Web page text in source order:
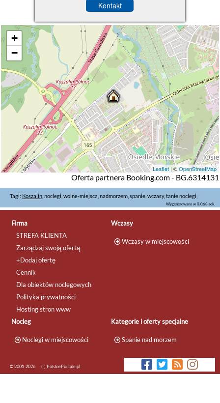
Kontakt
+
−
Leaflet | ©OpenStreetMap
Oferta partnera Booking.com - BG.6314131
Tagi: Koszalin , noclegi, wolne-miejsca, nadmorzem, spanie, wczasy, tanie noclegi,
Wygenerowano w 0.068 sek.
Firma
STREFA KLIENTA
Zarządzaj swoją ofertą
+Dodaj ofertę
Cennik
Dla obiektów noclegowych
Polityka prywatności
Hosting stron www
Wczasy
Wczasy w miejscowości
Nocleg
Noclegi w miejscowości
Kategorie i oferty specjalne
Spanie nad morzem
© 2001-2026 (-) PolskiePortale.pl